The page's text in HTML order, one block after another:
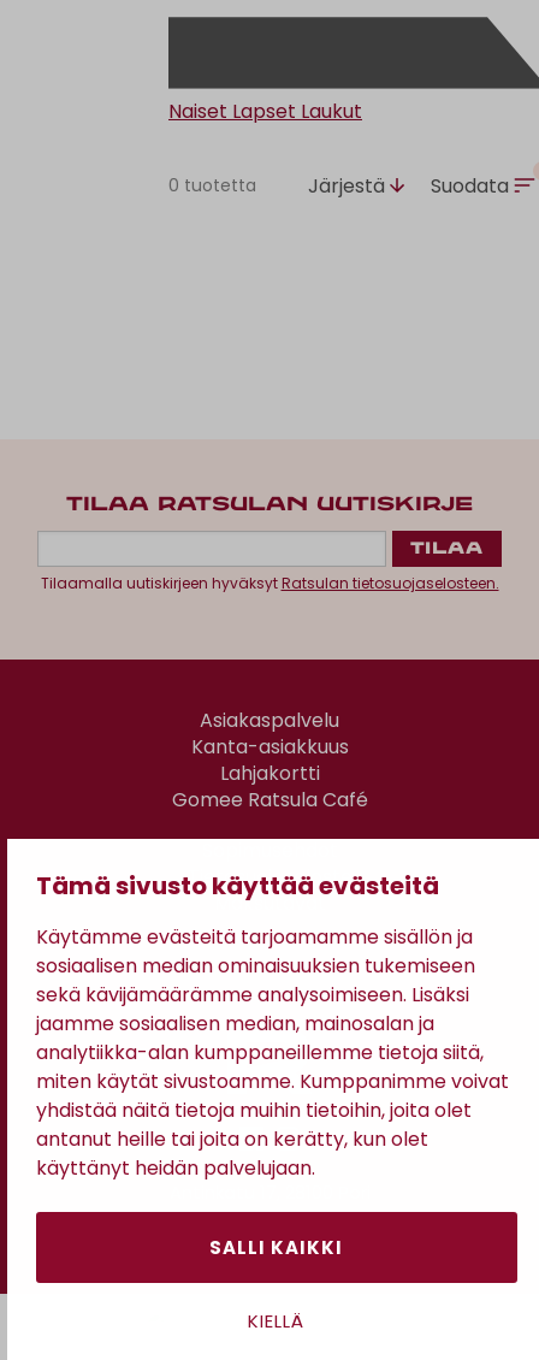
Tämä sivusto käyttää evästeitä
Käytämme evästeitä tarjoamamme sisällön ja
sosiaalisen median ominaisuuksien tukemiseen
sekä kävijämäärämme analysoimiseen. Lisäksi
jaamme sosiaalisen median, mainosalan ja
analytiikka-alan kumppaneillemme tietoja siitä,
miten käytät sivustoamme. Kumppanimme voivat
yhdistää näitä tietoja muihin tietoihin, joita olet
antanut heille tai joita on kerätty, kun olet
käyttänyt heidän palvelujaan.
SALLI KAIKKI
KIELLÄ
Naiset Lapset Laukut
0 tuotetta Järjestä Suodata
TILAA RATSULAN UUTISKIRJE
Tilaamalla uutiskirjeen hyväksytRatsulan tietosuojaselosteen.
Asiakaspalvelu
Kanta-asiakkuus
Lahjakortti
Gomee Ratsula Café
Tietosuojaseloste
Maksutavat